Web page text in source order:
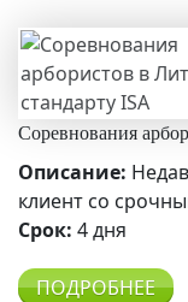
Соревнования
Описание:
клиент со
Срок: 4 дня
ПОДРОБНЕЕ